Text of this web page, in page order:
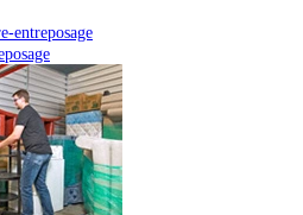
entreposage